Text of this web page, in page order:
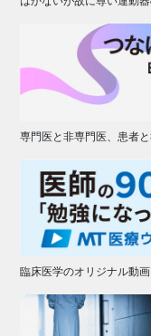
専門医と非専門医、患者
臨床医学のオリジナル動画